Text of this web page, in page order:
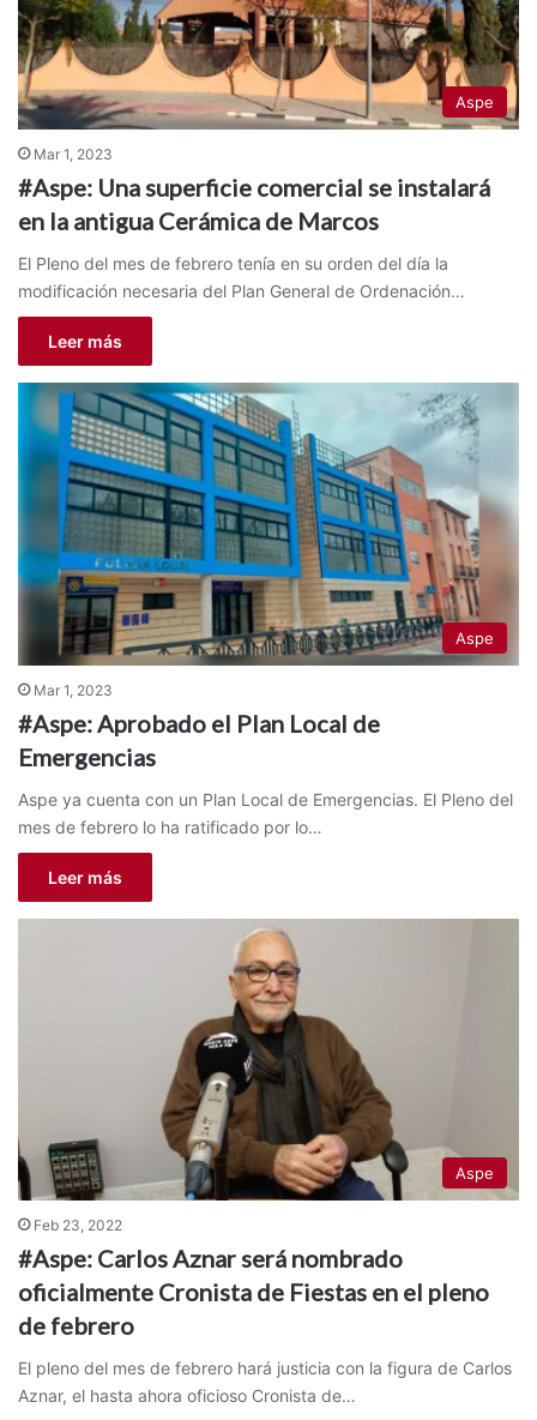
Aspe
Mar 1, 2023
#Aspe: Una superficie comercial se instalará
en la antigua Cerámica de Marcos
El Pleno del mes de febrero tenía en su orden del día la
modificación necesaria del Plan General de Ordenación…
Leer más
Aspe
Mar 1, 2023
#Aspe: Aprobado el Plan Local de
Emergencias
Aspe ya cuenta con un Plan Local de Emergencias. El Pleno del
mes de febrero lo ha ratificado por lo…
Leer más
Aspe
Feb 23, 2022
#Aspe: Carlos Aznar será nombrado
oficialmente Cronista de Fiestas en el pleno
de febrero
El pleno del mes de febrero hará justicia con la figura de Carlos
Aznar, el hasta ahora oficioso Cronista de…